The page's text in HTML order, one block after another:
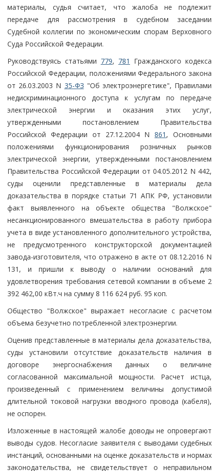
материалы, судья считает, что жалоба не подлежит
передаче для рассмотрения в судебном заседании
Судебной коллегии по экономическим спорам Верховного
Суда Российской Федерации.
Руководствуясь статьями 779, 781
Гражданского кодекса
Российской Федерации, положениями Федерального закона
от 26.03.2003 N 35-ФЗ "Об электроэнергетике", Правилами
недискриминационного доступа к услугам по передаче
электрической энергии и оказания этих услуг,
утвержденными постановлением Правительства
Российской Федерации от 27.12.2004 N861 , Основными
положениями функционирования розничных рынков
электрической энергии, утвержденными постановлением
Правительства Российской Федерации от 04.05.2012 N 442,
суды оценили представленные в материалы дела
доказательства в порядке статьи 71 АПК РФ, установили
факт выявленного на объекте общества "Волжское"
несанкционированного вмешательства в работу прибора
учета в виде установленного дополнительного устройства,
не предусмотренного конструкторской документацией
завода-изготовителя, что отражено в акте от 08.12.2016 N
131, и пришли к выводу о наличии оснований для
удовлетворения требования сетевой компании в объеме 2
392 462,00 кВт.ч на сумму 8 116 624 руб. 95 коп.
Общество "Волжское" выражает несогласие с расчетом
объема безучетно потребленной электроэнергии.
Оценив представленные в материалы дела доказательства,
суды установили отсутствие доказательств наличия в
договоре энергоснабжения данных о величине
согласованной максимальной мощности. Расчет истца,
произведенный с применением величины допустимой
длительной токовой нагрузки вводного провода (кабеля),
не оспорен.
Изложенные в настоящей жалобе доводы не опровергают
выводы судов. Несогласие заявителя с выводами судебных
инстанций, основанными на оценке доказательств и нормах
законодательства, не свидетельствует о неправильном